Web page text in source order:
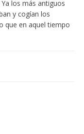
los más antiguos
y cogían los
que en aquel tiempo